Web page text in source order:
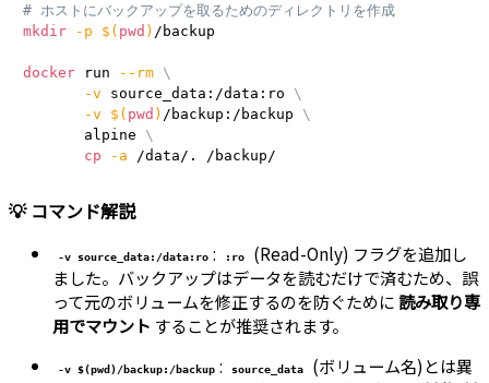
# ホストにバックアップを取るためのディレクトリを作成
mkdir
-p $( pwd ) /backup
docker run --rm
\
-v source_data:/data:ro \
-v
$( pwd ) /backup:/backup \
       alpine
\
cp
-a /data/. /backup/
💡 コマンド解説
-v source_data:/data:ro : :ro
(Read-Only) フラグを追加し
ました。バックアップはデータを読むだけで済むため、誤
って元のボリュームを修正するのを防ぐために読み取り専
用でマウント することが推奨されます。
-v $(pwd)/backup:/backup : source_data
(ボリューム名)とは異